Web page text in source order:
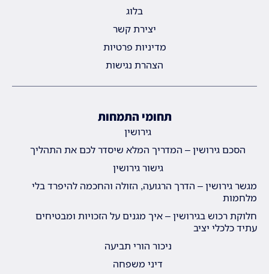
בלוג
יצירת קשר
מדיניות פרטיות
הצהרת נגישות
תחומי התמחות
גירושין
הסכם גירושין – המדריך המלא שיסדר לכם את התהליך
גישור גירושין
מגשר גירושין – הדרך הרגועה, הזולה והחכמה להיפרד בלי
מלחמות
חלוקת רכוש בגירושין – איך מגנים על הזכויות ומבטיחים
עתיד כלכלי יציב
ניכור הורי תביעה
דיני משפחה